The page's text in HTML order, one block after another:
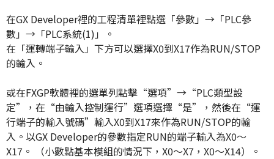
在GX Developer裡的工程清單裡點選「參數」→「PLC參
數」→「PLC系統(1)」。
在「運轉端子輸入」下方可以選擇X0到X17作為RUN/STOP
的輸入。
或在FXGP軟體裡的選單列點擊“選項”→“PLC類型設
定”，在“由輸入控制運行”選項選擇“是”，然後在“運
行端子的輸入號碼”輸入X0到X17來作為RUN/STOP的輸
入。以GX Developer的參數指定RUN的端子輸入為X0～
X17。 （小數點基本模組的情況下，X0～X7，X0～X14）。